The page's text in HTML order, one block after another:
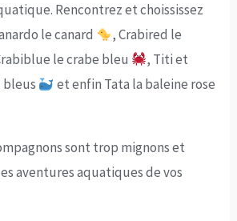
Rencontrez et choississez
le canard
, Crabired le
le crabe bleu
, Titi et
bleus
et enfin Tata la baleine rose
sont trop mignons et
aventures aquatiques de vos